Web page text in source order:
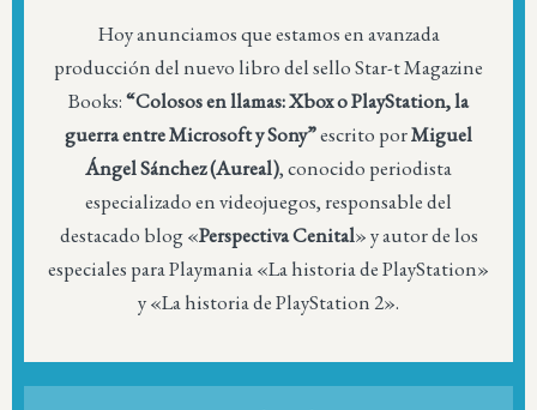
Hoy anunciamos que estamos en avanzada
producción del nuevo libro del sello Star-t Magazine
Books:“Colosos en llamas: Xbox o PlayStation, la
guerra entre Microsoft y Sony”escrito porMiguel
Ángel Sánchez (Aureal), conocido periodista
especializado en videojuegos, responsable del
destacado blog «Perspectiva Cenital» y autor de los
especiales para Playmania «La historia de PlayStation»
y «La historia de PlayStation 2».